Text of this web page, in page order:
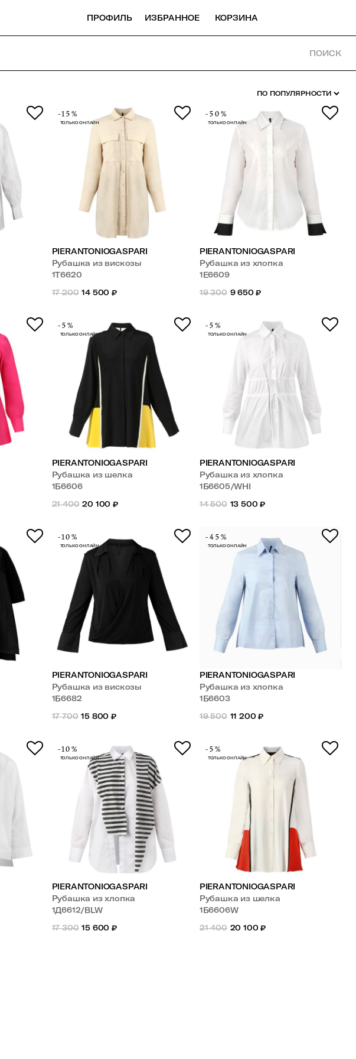
ПРОФИЛЬ ИЗБРАННОЕ КОРЗИНА
ПОИСК
-15%
ТОЛЬКО ОНЛАЙН
PIERANTONIOGASPARI
Рубашка из вискозы
1Т6620
17 200 14 500 ₽
-50%
ТОЛЬКО ОНЛАЙН
PIERANTONIOGASPARI
Рубашка из хлопка
1Е6609
19 300 9 650 ₽
-5%
ТОЛЬКО ОНЛАЙН
PIERANTONIOGASPARI
Рубашка из шелка
1Б6606
21 400 20 100 ₽
-5%
ТОЛЬКО ОНЛАЙН
PIERANTONIOGASPARI
Рубашка из хлопка
1Б6605/WHI
14 500 13 500 ₽
-10%
ТОЛЬКО ОНЛАЙН
PIERANTONIOGASPARI
Рубашка из вискозы
1Б6682
17 700 15 800 ₽
-45%
ТОЛЬКО ОНЛАЙН
PIERANTONIOGASPARI
Рубашка из хлопка
1Б6603
19 500 11 200 ₽
-10%
ТОЛЬКО ОНЛАЙН
PIERANTONIOGASPARI
Рубашка из хлопка
1Д6612/BLW
17 300 15 600 ₽
-5%
ТОЛЬКО ОНЛАЙН
PIERANTONIOGASPARI
Рубашка из шелка
1Б6606W
21 400 20 100 ₽